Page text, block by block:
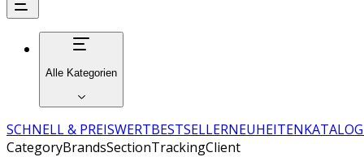
Alle Kategorien
SCHNELL & PREISWERTBESTSELLERNEUHEITENKATALOG
CategoryBrandsSectionTrackingClient